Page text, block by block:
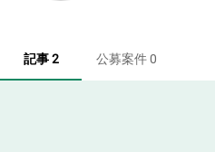
記事 2 公募案件 0